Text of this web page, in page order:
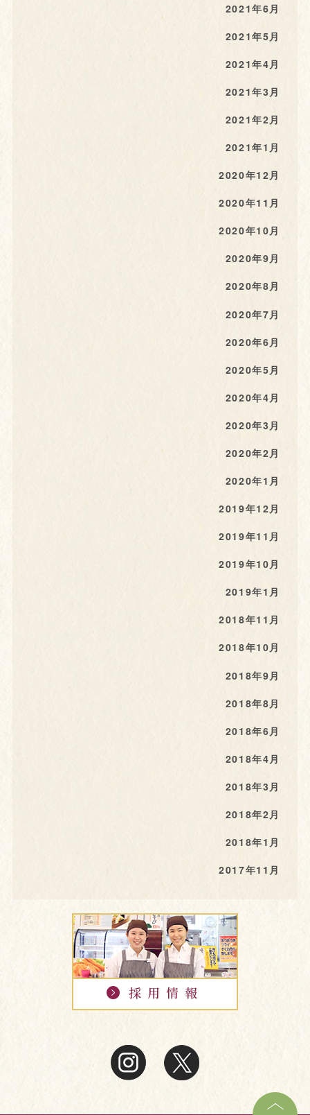
2021年6月
2021年5月
2021年4月
2021年3月
2021年2月
2021年1月
2020年12月
2020年11月
2020年10月
2020年9月
2020年8月
2020年7月
2020年6月
2020年5月
2020年4月
2020年3月
2020年2月
2020年1月
2019年12月
2019年11月
2019年10月
2019年1月
2018年11月
2018年10月
2018年9月
2018年8月
2018年6月
2018年4月
2018年3月
2018年2月
2018年1月
2017年11月